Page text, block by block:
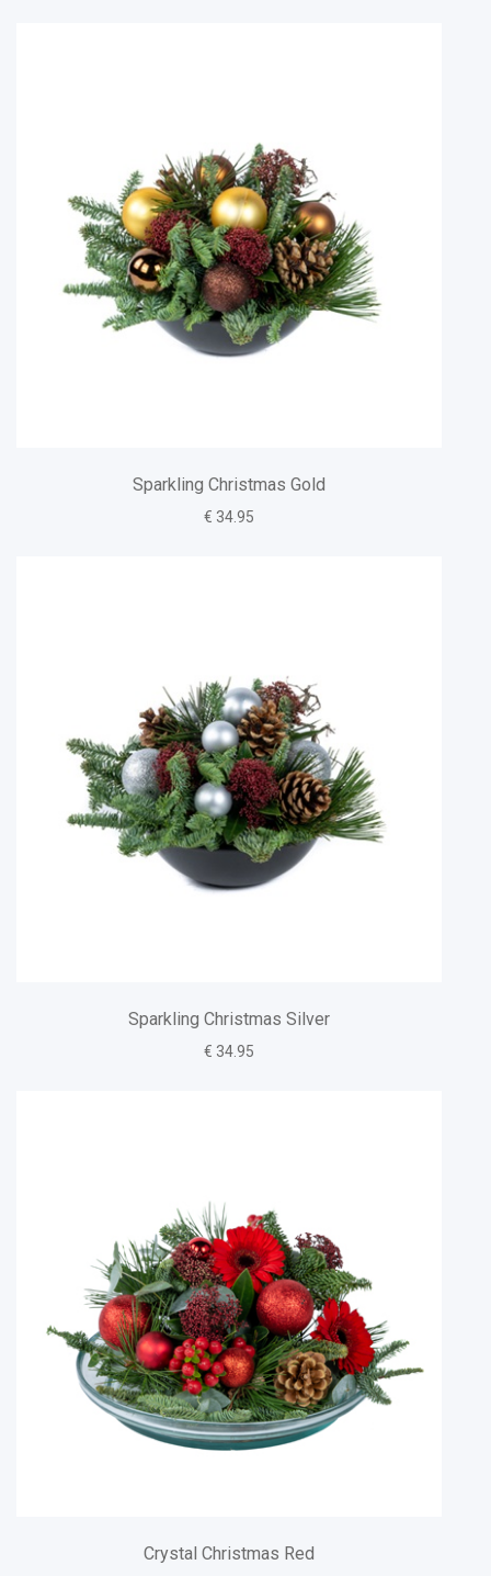
Sparkling Christmas Gold
€ 34.95
Sparkling Christmas Silver
€ 34.95
Crystal Christmas Red